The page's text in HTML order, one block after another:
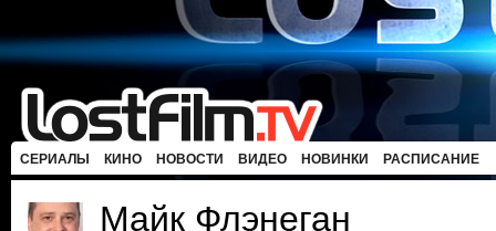
СЕРИАЛЫ КИНО НОВОСТИ ВИДЕО НОВИНКИ РАСПИСАНИЕ
Майк Флэнеган